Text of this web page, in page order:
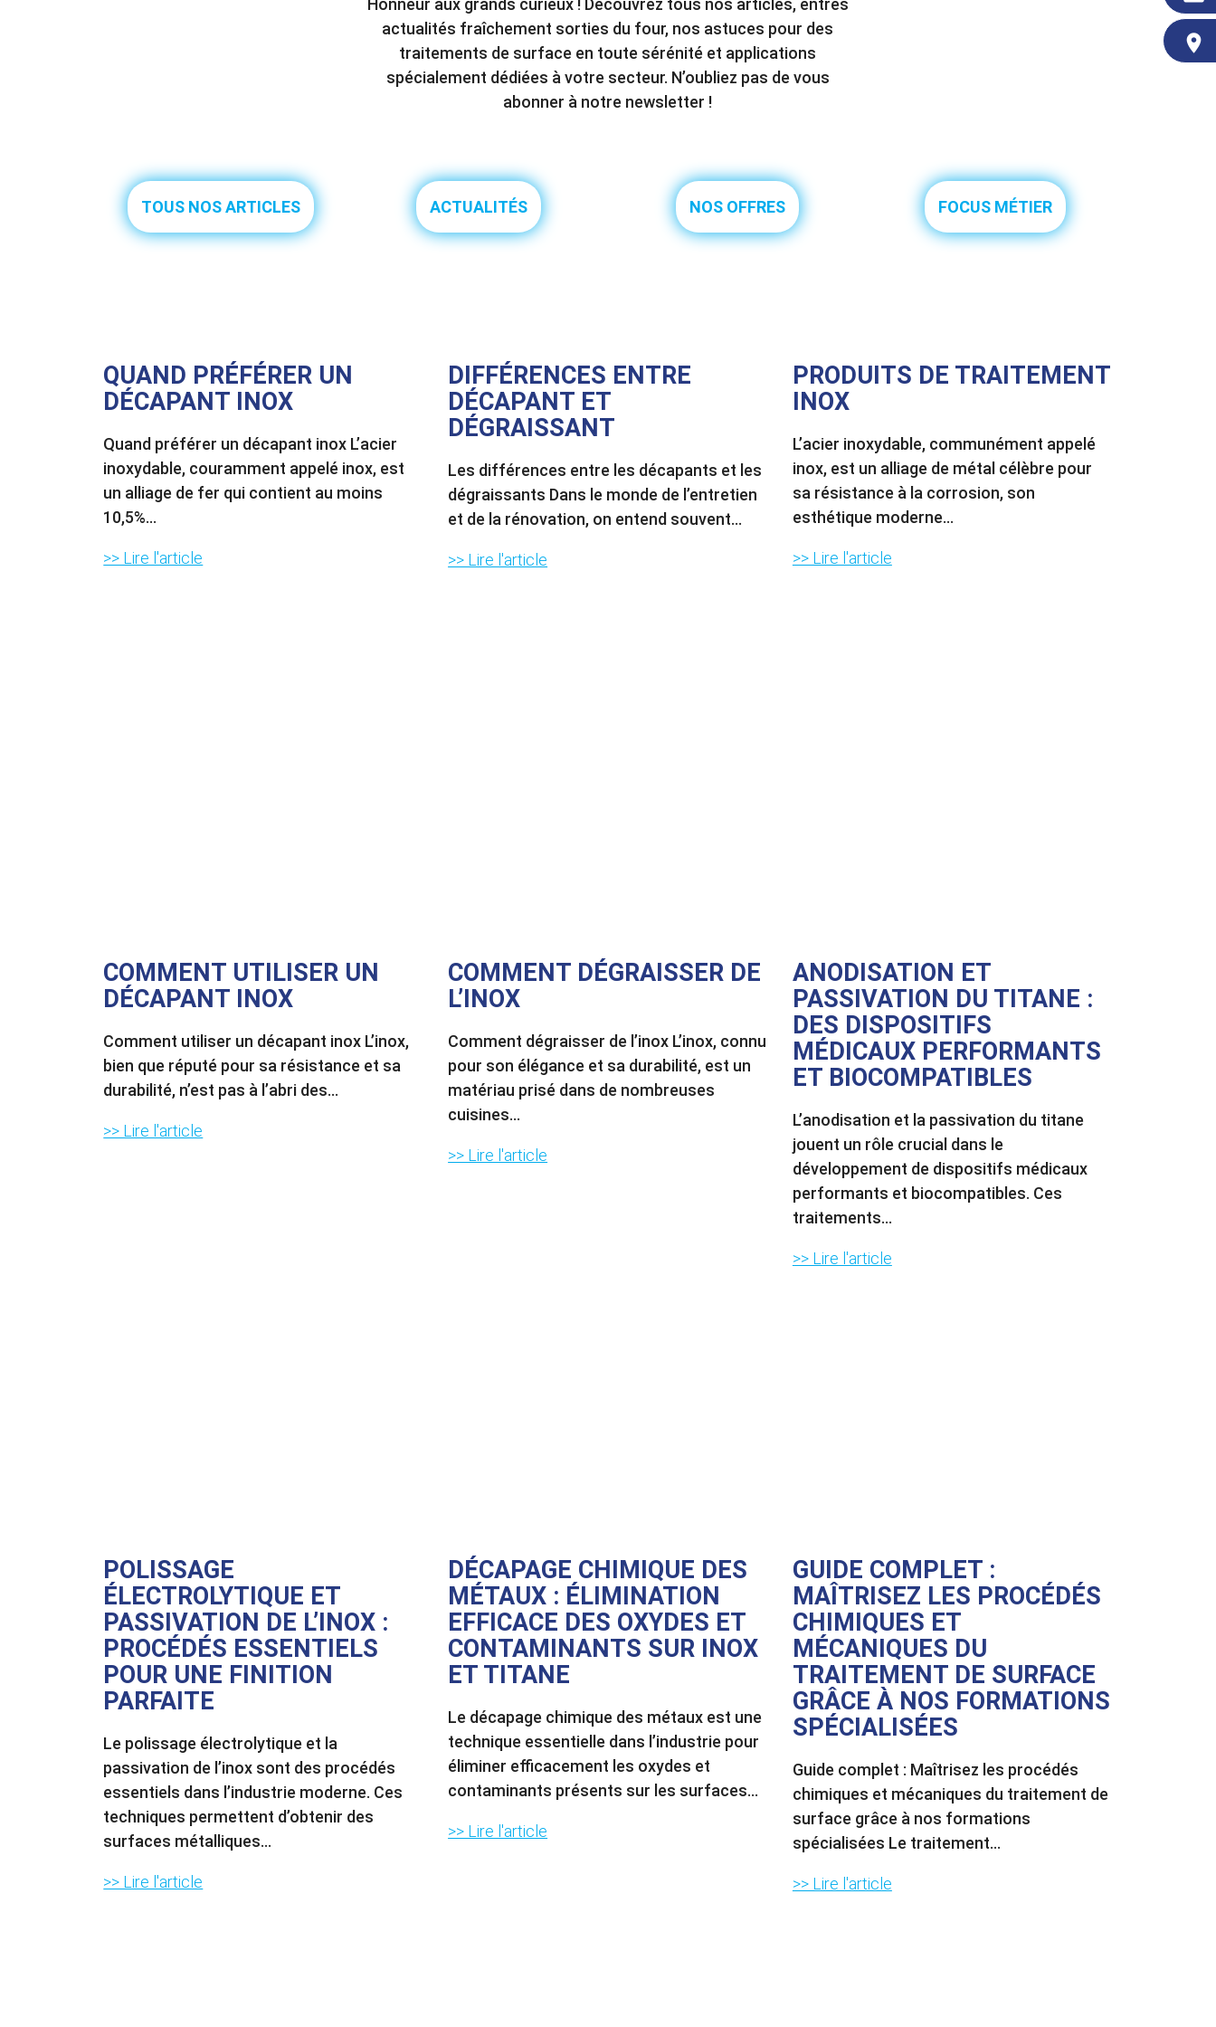
place
Honneur aux grands curieux ! Découvrez tous nos articles, entres
actualités fraîchement sorties du four, nos astuces pour des
traitements de surface en toute sérénité et applications
spécialement dédiées à votre secteur. N’oubliez pas de vous
abonner à notre newsletter !
TOUS NOS ARTICLES ACTUALITÉS NOS OFFRES FOCUS MÉTIER
QUAND PRÉFÉRER UN
DÉCAPANT INOX
Quand préférer un décapant inox L’acier
inoxydable, couramment appelé inox, est
un alliage de fer qui contient au moins
10,5%...
>> Lire l'article
DIFFÉRENCES ENTRE
DÉCAPANT ET
DÉGRAISSANT
Les différences entre les décapants et les
dégraissants Dans le monde de l’entretien
et de la rénovation, on entend souvent...
>> Lire l'article
PRODUITS DE TRAITEMENT
INOX
L’acier inoxydable, communément appelé
inox, est un alliage de métal célèbre pour
sa résistance à la corrosion, son
esthétique moderne...
>> Lire l'article
COMMENT UTILISER UN
DÉCAPANT INOX
Comment utiliser un décapant inox L’inox,
bien que réputé pour sa résistance et sa
durabilité, n’est pas à l’abri des...
>> Lire l'article
COMMENT DÉGRAISSER DE
L’INOX
Comment dégraisser de l’inox L’inox, connu
pour son élégance et sa durabilité, est un
matériau prisé dans de nombreuses
cuisines...
>> Lire l'article
ANODISATION ET
PASSIVATION DU TITANE :
DES DISPOSITIFS
MÉDICAUX PERFORMANTS
ET BIOCOMPATIBLES
L’anodisation et la passivation du titane
jouent un rôle crucial dans le
développement de dispositifs médicaux
performants et biocompatibles. Ces
traitements...
>> Lire l'article
POLISSAGE
ÉLECTROLYTIQUE ET
PASSIVATION DE L’INOX :
PROCÉDÉS ESSENTIELS
POUR UNE FINITION
PARFAITE
Le polissage électrolytique et la
passivation de l’inox sont des procédés
essentiels dans l’industrie moderne. Ces
techniques permettent d’obtenir des
surfaces métalliques...
>> Lire l'article
DÉCAPAGE CHIMIQUE DES
MÉTAUX : ÉLIMINATION
EFFICACE DES OXYDES ET
CONTAMINANTS SUR INOX
ET TITANE
Le décapage chimique des métaux est une
technique essentielle dans l’industrie pour
éliminer efficacement les oxydes et
contaminants présents sur les surfaces...
>> Lire l'article
GUIDE COMPLET :
MAÎTRISEZ LES PROCÉDÉS
CHIMIQUES ET
MÉCANIQUES DU
TRAITEMENT DE SURFACE
GRÂCE À NOS FORMATIONS
SPÉCIALISÉES
Guide complet : Maîtrisez les procédés
chimiques et mécaniques du traitement de
surface grâce à nos formations
spécialisées Le traitement...
>> Lire l'article